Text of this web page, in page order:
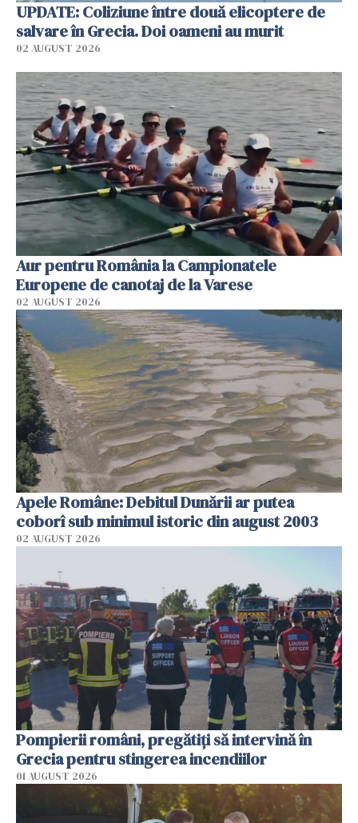
UPDATE: Coliziune între două elicoptere de
salvare în Grecia. Doi oameni au murit
02 AUGUST 2026
Aur pentru România la Campionatele
Europene de canotaj de la Varese
02 AUGUST 2026
Apele Române: Debitul Dunării ar putea
coborî sub minimul istoric din august 2003
02 AUGUST 2026
Pompierii români, pregătiţi să intervină în
Grecia pentru stingerea incendiilor
01 AUGUST 2026